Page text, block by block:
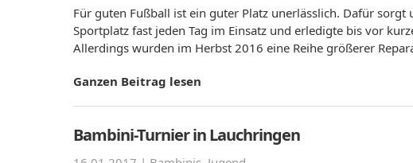
Für guten Fußball ist ein guter Platz unerlässlich. Dafür
Sportplatz fast jeden Tag im Einsatz und erledigte bis vor
Allerdings wurden im Herbst 2016 eine Reihe größerer
Ganzen Beitrag lesen
Bambini-Turnier in Lauchringen